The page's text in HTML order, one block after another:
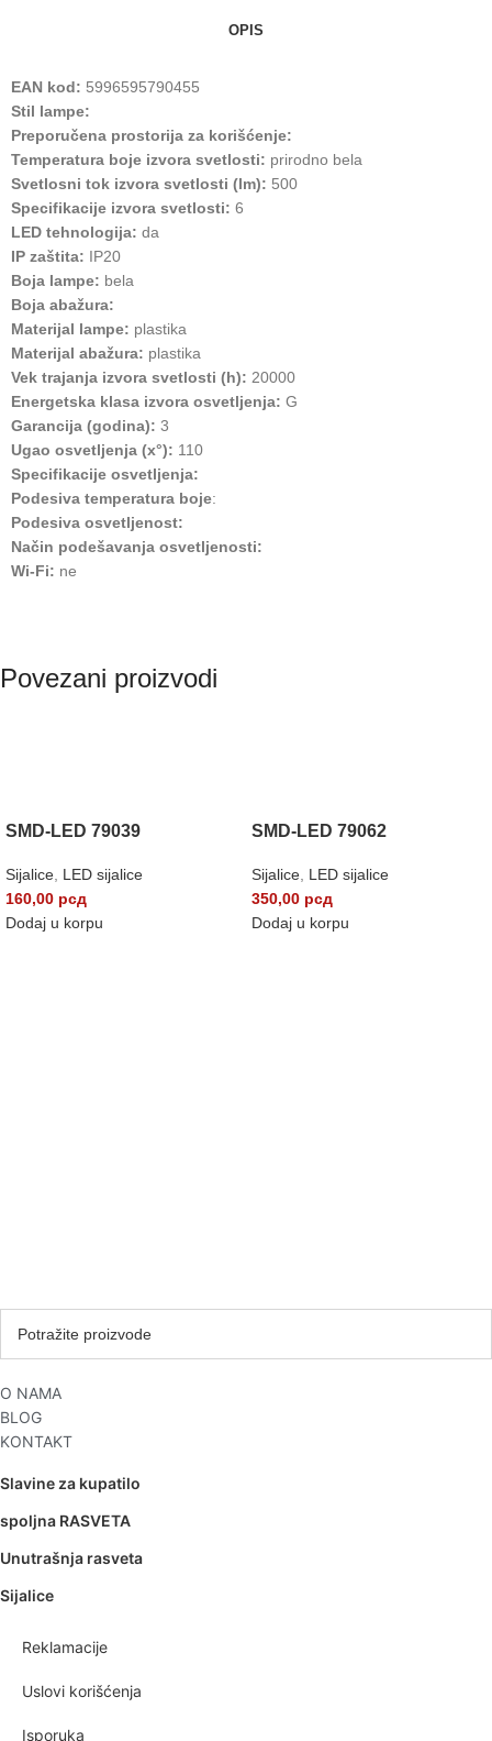
OPIS
EAN kod: 5996595790455
Stil lampe:
Preporučena prostorija za korišćenje:
Temperatura boje izvora svetlosti: prirodno bela
Svetlosni tok izvora svetlosti (lm): 500
Specifikacije izvora svetlosti: 6
LED tehnologija: da
IP zaštita: IP20
Boja lampe: bela
Boja abažura:
Materijal lampe: plastika
Materijal abažura: plastika
Vek trajanja izvora svetlosti (h): 20000
Energetska klasa izvora osvetljenja: G
Garancija (godina): 3
Ugao osvetljenja (x°): 110
Specifikacije osvetljenja:
Podesiva temperatura boje:
Podesiva osvetljenost:
Način podešavanja osvetljenosti:
Wi-Fi: ne
Povezani proizvodi
SMD-LED 79039
Sijalice LED sijalice
160,00 рсд
Dodaj u korpu
SMD-LED 79062
Sijalice LED sijalice
350,00 рсд
Dodaj u korpu
O NAMA
BLOG
KONTAKT
Slavine za kupatilo
spoljna RASVETA
Unutrašnja rasveta
Sijalice
Reklamacije
Uslovi korišćenja
Isporuka